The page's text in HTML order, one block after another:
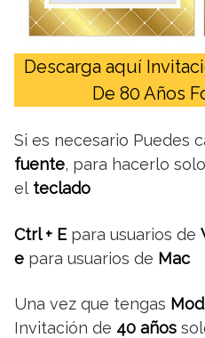
Descarga aquí
De 80 Años
Si es necesario Puedes
fuente, para hacerlo
el teclado
Ctrl + Epara usuarios de
e para usuarios de Mac
Una vez que tengas
Invitación de 40 años